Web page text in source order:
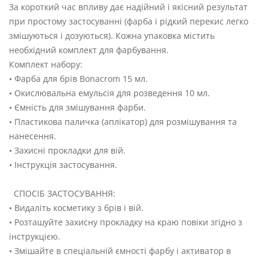
За короткий час впливу дає надійний і якісний результат
при простому застосуванні (фарба і рідкий перекис легко
змішуються і дозуються). Кожна упаковка містить
необхідний комплект для фарбування.
Комплект набору:
• Фарба для брів Bonacrom 15 мл.
• Окислювальна емульсія для розведення 10 мл.
• Ємність для змішування фарби.
• Пластикова паличка (аплікатор) для розмішування та
нанесення.
• Захисні прокладки для вій.
• Інструкція застосування.
СПОСІБ ЗАСТОСУВАННЯ:
• Видаліть косметику з брів і вій.
• Розташуйте захисну прокладку на краю повіки згідно з
інструкцією.
• Змішайте в спеціальній ємності фарбу і активатор в